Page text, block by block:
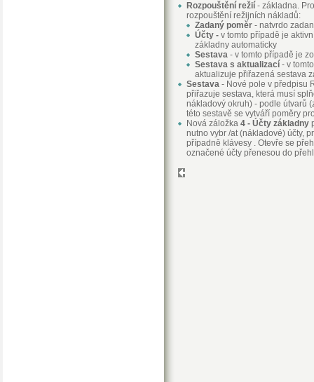
Rozpouštění režií - základna.
rozpouštění režijních nákladů:
Zadaný poměr - natvrdo
Účty - v tomto případě je
základny automaticky
Sestava - v tomto případě je
Sestava s aktualizací - v
aktualizuje přiřazená sestava
Sestava - Nové pole v předpisu
přiřazuje sestava, která musí
nákladový okruh) - podle útvarů
této sestavě se vytváří poměry
Nová záložka 4 - Účty základny
nutno vybr /at (nákladové) účty,
případně klávesy . Otevře se
označené účty přenesou do